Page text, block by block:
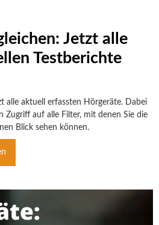
Jetzt alle
Testberichte
alle aktuell erfassten Hörgeräte. Dabei
Zugriff auf alle Filter, mit denen Sie die
Blick sehen können.